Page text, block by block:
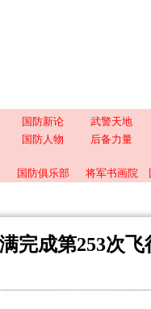
国防新论 武警天地
国防人物 后备力量
国防俱乐部 将军书画院
完成第253次飞